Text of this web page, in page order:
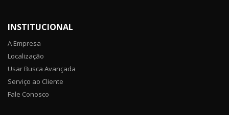
INSTITUCIONAL
A Empresa
Localização
Usar Busca Avançada
Serviço ao Cliente
Fale Conosco